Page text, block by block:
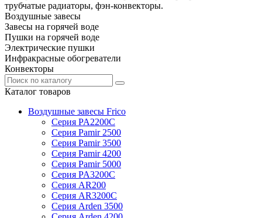
трубчатые радиаторы, фэн-конвекторы.
Воздушные завесы
Завесы на горячей воде
Пушки на горячей воде
Электрические пушки
Инфракрасные обогреватели
Конвекторы
Каталог товаров
Воздушные завесы Frico
Серия PA2200C
Серия Pamir 2500
Серия Pamir 3500
Серия Pamir 4200
Серия Pamir 5000
Серия PA3200C
Серия AR200
Серия AR3200C
Серия Arden 3500